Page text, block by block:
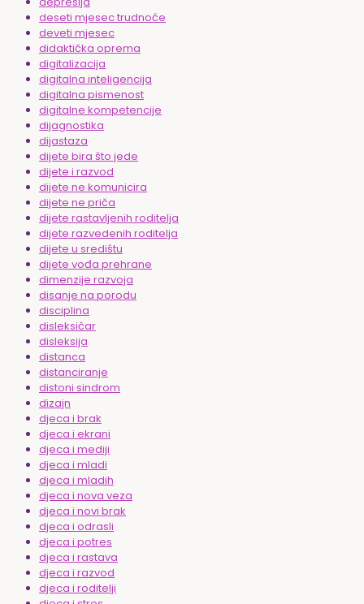
deseti mjesec trudnoće
deveti mjesec
didaktička oprema
digitalizacija
digitalna inteligencija
digitalna pismenost
digitalne kompetencije
dijagnostika
dijastaza
dijete bira što jede
dijete i razvod
dijete ne komunicira
dijete ne priča
dijete rastavljenih roditelja
dijete razvedenih roditelja
dijete u središtu
dijete vođa prehrane
dimenzije razvoja
disanje na porodu
disciplina
disleksičar
disleksija
distanca
distanciranje
distoni sindrom
dizajn
djeca i brak
djeca i ekrani
djeca i mediji
djeca i mladi
djeca i mladih
djeca i nova veza
djeca i novi brak
djeca i odrasli
djeca i potres
djeca i rastava
djeca i razvod
djeca i roditelji